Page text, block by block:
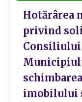
Hotărârea
privind
Consiliului
imobilului